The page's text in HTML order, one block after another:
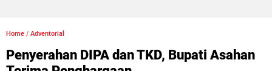
Home / Adventorial
Penyerahan DIPA dan TKD, Bupati Asahan